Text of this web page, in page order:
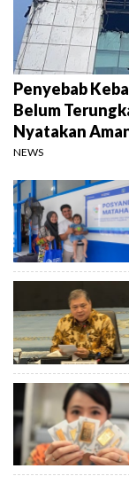
Penyebab
Belum
Nyatakan
NEWS